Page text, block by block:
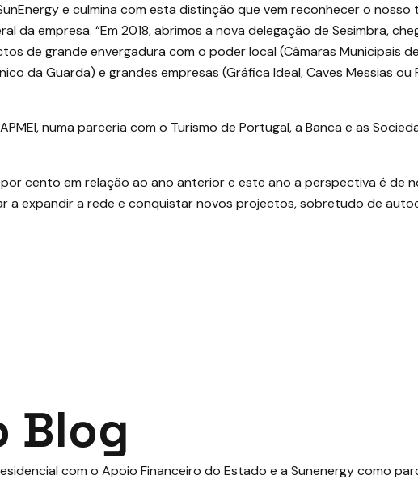
e culmina com esta distinção que vem reconhecer o
da empresa. “Em 2018, abrimos a nova delegação de Sesimbra,
de grande envergadura com o poder local (Câmaras Municipais
da Guarda) e grandes empresas (Gráfica Ideal, Caves Messias
numa parceria com o Turismo de Portugal, a Banca e as
cento em relação ao ano anterior e este ano a perspectiva é de
a expandir a rede e conquistar novos projectos, sobretudo de
Blog